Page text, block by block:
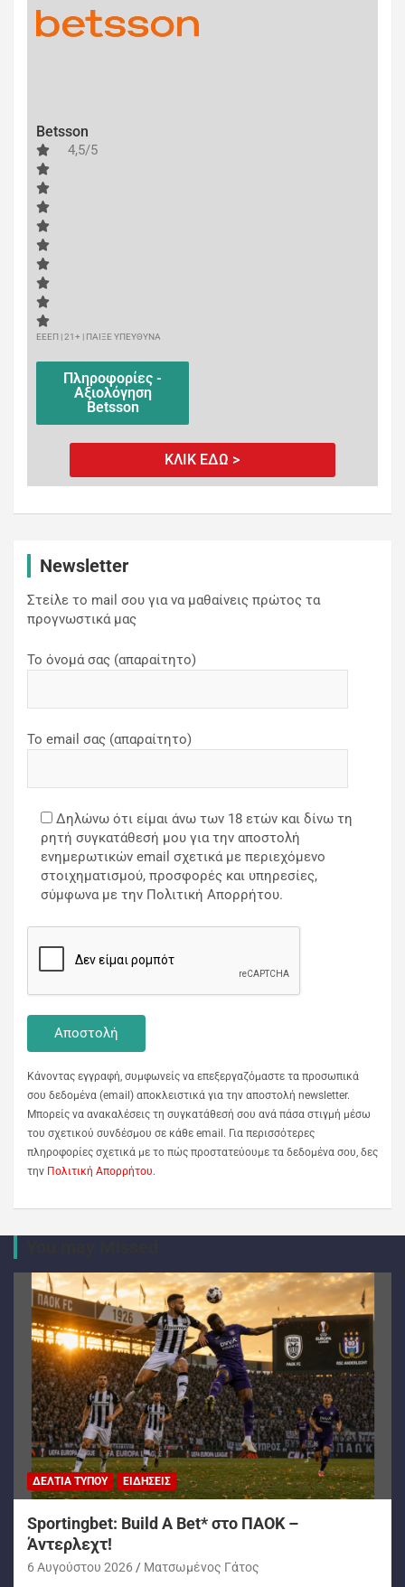
Betsson
4,5/5
ΕΕΕΠ | 21+ | ΠΑΙΞΕ ΥΠΕΥΘΥΝΑ
Πληροφορίες -
Αξιολόγηση
Betsson
ΚΛΙΚ ΕΔΩ >
Newsletter
Στείλε το mail σου για να μαθαίνεις πρώτος τα
προγνωστικά μας
Το όνομά σας (απαραίτητο)
Το email σας (απαραίτητο)
Δηλώνω ότι είμαι άνω των 18 ετών και δίνω τη
ρητή συγκατάθεσή μου για την αποστολή
ενημερωτικών email σχετικά με περιεχόμενο
στοιχηματισμού, προσφορές και υπηρεσίες,
σύμφωνα με την Πολιτική Απορρήτου.
Κάνοντας εγγραφή, συμφωνείς να επεξεργαζόμαστε τα προσωπικά
σου δεδομένα (email) αποκλειστικά για την αποστολή newsletter.
Μπορείς να ανακαλέσεις τη συγκατάθεσή σου ανά πάσα στιγμή μέσω
του σχετικού συνδέσμου σε κάθε email. Για περισσότερες
πληροφορίες σχετικά με το πώς προστατεύουμε τα δεδομένα σου, δες
την Πολιτική Απορρήτου.
ΔΕΛΤΊΑ ΤΎΠΟΥ ΕΙΔΉΣΕΙΣ
Sportingbet: Build A Bet* στο ΠΑΟΚ –
Άντερλεχτ!
6 Αυγούστου 2026 Ματσωμένος Γάτος